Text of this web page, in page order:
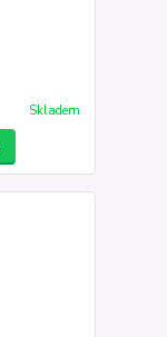
Skladem